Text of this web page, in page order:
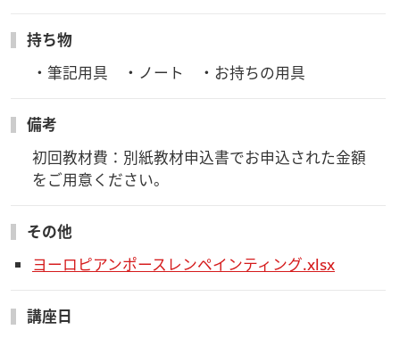
持ち物
・筆記用具　・ノート　・お持ちの用具
備考
初回教材費：別紙教材申込書でお申込された金額
をご用意ください。
その他
ヨーロピアンポースレンペインティング.xlsx
講座日